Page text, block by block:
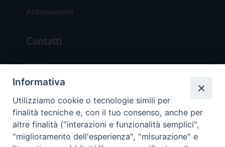
Abbonamenti
Contatti
Chi Siamo
Redazione
Scrivici
Informativa
Utilizziamo cookie o tecnologie simili per
finalità tecniche e, con il tuo consenso, anche per
altre finalità ("interazioni e funzionalità semplici",
"miglioramento dell'esperienza", "misurazione" e